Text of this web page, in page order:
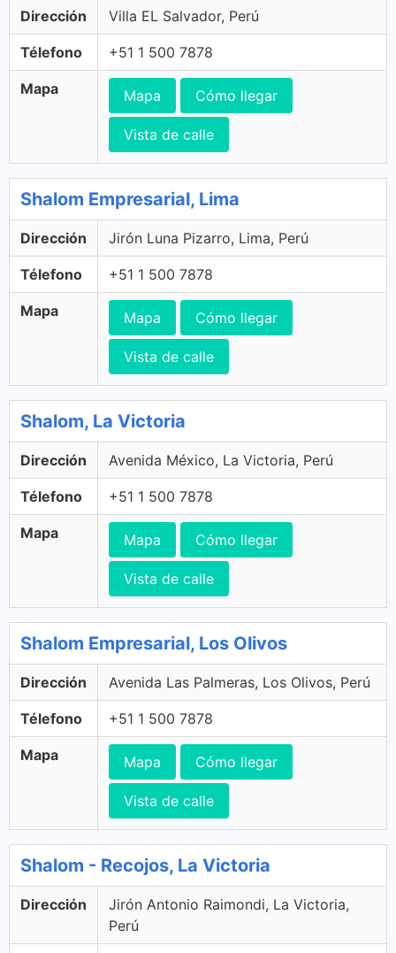
Dirección Villa EL Salvador, Perú
Télefono +51 1 500 7878
Mapa Mapa Cómo llegar
Vista de calle
Shalom Empresarial, Lima
Dirección Jirón Luna Pizarro, Lima, Perú
Télefono +51 1 500 7878
Mapa Mapa Cómo llegar
Vista de calle
Shalom, La Victoria
Dirección Avenida México, La Victoria, Perú
Télefono +51 1 500 7878
Mapa Mapa Cómo llegar
Vista de calle
Shalom Empresarial, Los Olivos
Dirección Avenida Las Palmeras, Los Olivos, Perú
Télefono +51 1 500 7878
Mapa Mapa Cómo llegar
Vista de calle
Shalom - Recojos, La Victoria
Dirección
Jirón Antonio Raimondi, La Victoria,
Perú